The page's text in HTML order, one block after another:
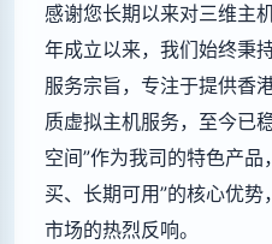
感谢您长期以来对三维主
年成立以来，我们始终秉
服务宗旨，专注于提供香
质虚拟主机服务，至今已
空间”作为我司的特色产
买、长期可用”的核心优
市场的热烈反响。